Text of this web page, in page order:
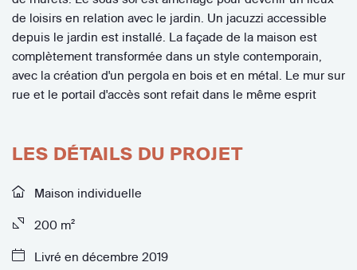
de loisirs en relation avec le jardin. Un jacuzzi accessible
depuis le jardin est installé. La façade de la maison est
complètement transformée dans un style contemporain,
avec la création d'un pergola en bois et en métal. Le mur sur
rue et le portail d'accès sont refait dans le même esprit
LES DÉTAILS DU PROJET
Maison individuelle
200 m²
Livré en décembre 2019